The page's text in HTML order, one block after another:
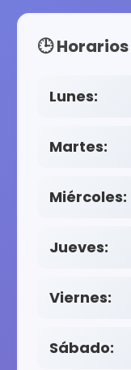
🕒
Lunes:
Martes:
Miércoles:
Jueves:
Viernes:
Sábado: